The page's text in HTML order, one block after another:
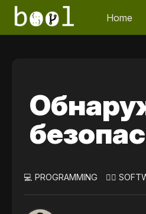
Home
💻 PROGRAMMING 👷‍♀️